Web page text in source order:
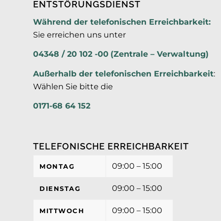
ENTSTÖRUNGSDIENST
Während der telefonischen Erreichbarkeit:
Sie erreichen uns unter
04348 / 20 102 -00 (Zentrale – Verwaltung)
Außerhalb der telefonischen Erreichbarkeit:
Wählen Sie bitte die
0171-68 64 152
TELEFONISCHE ERREICHBARKEIT
MONTAG 09:00 – 15:00
DIENSTAG 09:00 – 15:00
MITTWOCH 09:00 – 15:00